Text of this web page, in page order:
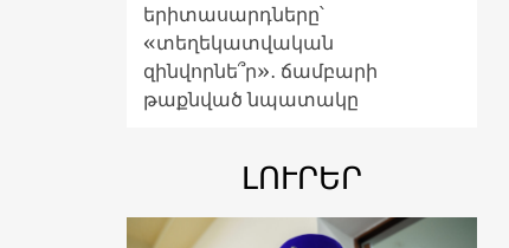
երիտասարդները՝
«տեղեկատվական
զինվորնե՞ր»․ ճամբարի
թաքնված նպատակը
ԼՈՒՐԵՐ